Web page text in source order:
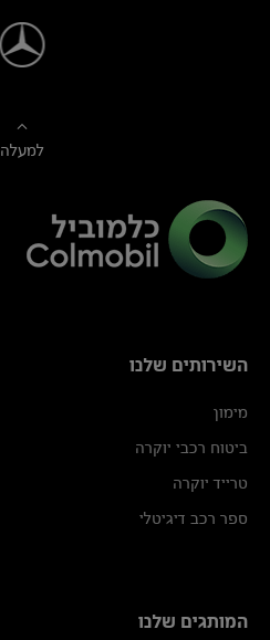
למעלה
השירותים שלנו
מימון
ביטוח רכבי יוקרה
טרייד יוקרה
ספר רכב דיגיטלי
המותגים שלנו